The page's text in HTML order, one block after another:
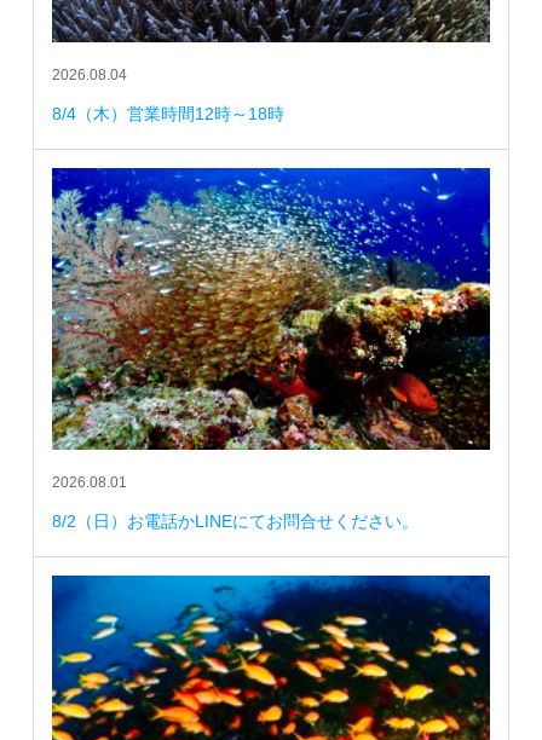
2026.08.04
8/4（木）営業時間12時～18時
2026.08.01
8/2（日）お電話かLINEにてお問合せください。